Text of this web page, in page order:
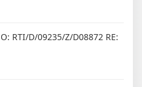
RTI/D/09235/Z/D08872 RE: